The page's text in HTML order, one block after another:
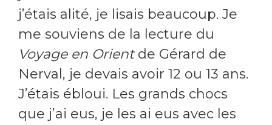
j’étais alité, je lisais beaucoup. Je
me souviens de la lecture du
Voyage en Orientde Gérard de
Nerval, je devais avoir 12 ou 13 ans.
J’étais ébloui. Les grands chocs
que j’ai eus, je les ai eus avec les